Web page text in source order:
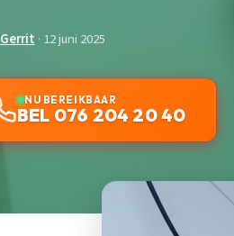
Gerrit · 12 juni 2025
NU BEREIKBAAR
BEL 076 204 20 40